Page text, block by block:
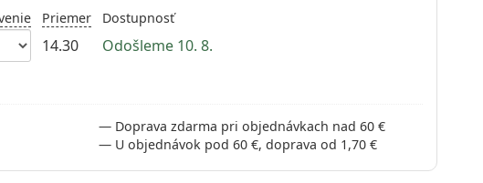
Priemer
14.30
Dostupnosť
Odošleme 10. 8.
Doprava zdarma pri objednávkach nad 60 €
U objednávok pod 60 €, doprava od 1,70 €